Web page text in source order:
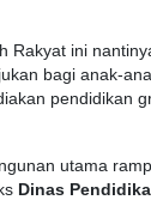
Rakyat ini
bagi anak-
pendidikan
utama
Dinas